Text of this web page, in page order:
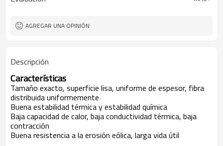
AGREGAR UNA OPINIÓN
Descripción
Características
Tamaño exacto, superficie lisa, uniforme de espesor, fibra
distribuida uniformemente
Buena estabilidad térmica y estabilidad química
Baja capacidad de calor, baja conductividad térmica, baja
contracción
Buena resistencia a la erosión eólica, larga vida útil